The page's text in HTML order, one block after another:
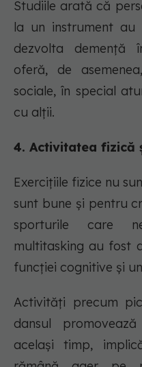
Studiile arată că
la un instrument
dezvolta demență
oferă, de
sociale, în special
cu alții.
4. Activitatea fizică
Exercițiile fizice nu
sunt bune și pentru
sporturile care
multitasking au fost
funcției cognitive și
Activități precum
dansul
același timp,